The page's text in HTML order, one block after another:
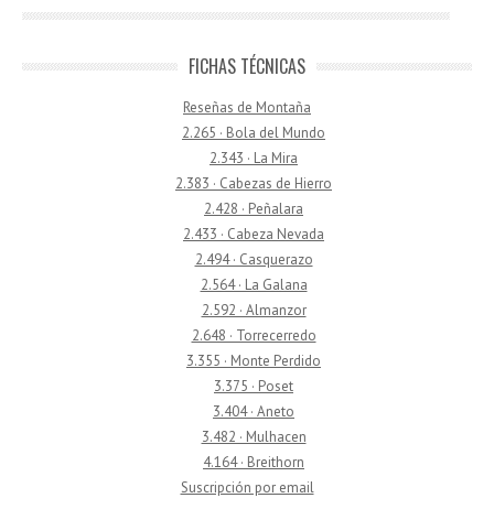
FICHAS TÉCNICAS
Reseñas de Montaña
2.265 · Bola del Mundo
2.343 · La Mira
2.383 · Cabezas de Hierro
2.428 · Peñalara
2.433 · Cabeza Nevada
2.494 · Casquerazo
2.564 · La Galana
2.592 · Almanzor
2.648 · Torrecerredo
3.355 · Monte Perdido
3.375 · Poset
3.404 · Aneto
3.482 · Mulhacen
4.164 · Breithorn
Suscripción por email